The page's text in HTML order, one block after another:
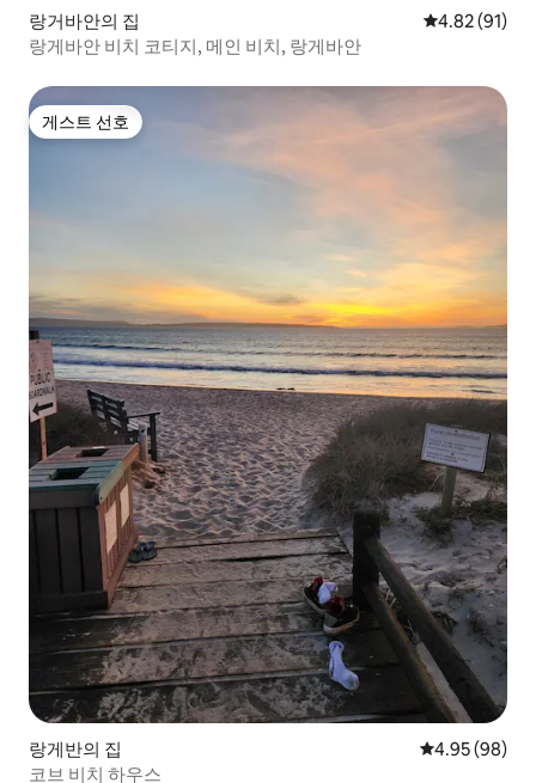
랑거바안의 집 평점 4.82점
4.82 (91)
랑게바안 비치 코티지, 메인 비치, 랑게바안
게스트 선호
게스트 선호
랑게반의 집 평점 4.95점(5
4.95 (98)
코브 비치 하우스